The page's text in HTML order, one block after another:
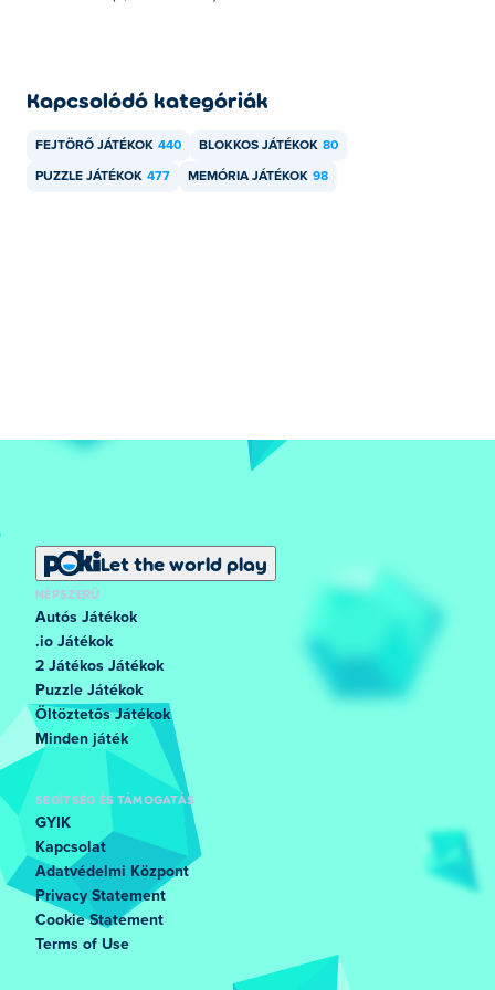
Kapcsolódó kategóriák
FEJTÖRŐ JÁTÉKOK 440 BLOKKOS JÁTÉKOK 80
PUZZLE JÁTÉKOK 477 MEMÓRIA JÁTÉKOK 98
Let the world play
NÉPSZERŰ
Autós Játékok
.io Játékok
2 Játékos Játékok
Puzzle Játékok
Öltöztetős Játékok
Minden játék
SEGÍTSÉG ÉS TÁMOGATÁS
GYIK
Kapcsolat
Adatvédelmi Központ
Privacy Statement
Cookie Statement
Terms of Use